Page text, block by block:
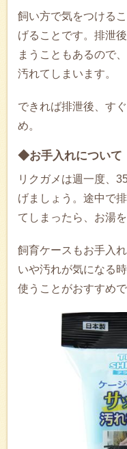
飼い方で気をつける
げることです。排泄
まうこともあるので
汚れてしまいます。
できれば排泄後、す
め。
◆お手入れについて
リクガメは週一度、
げましょう。途中で
てしまったら、お湯
飼育ケースもお手入
いや汚れが気になる
使うことがおすすめで